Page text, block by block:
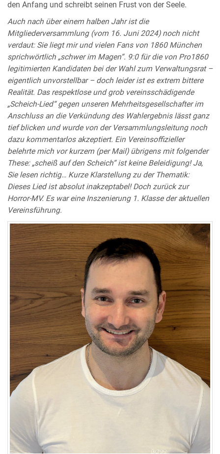
den Anfang und schreibt seinen Frust von der Seele.
Auch nach über einem halben Jahr ist die
Mitgliederversammlung (vom 16. Juni 2024) noch nicht
verdaut: Sie liegt mir und vielen Fans von 1860 München
sprichwörtlich „schwer im Magen“. 9:0 für die von Pro1860
legitimierten Kandidaten bei der Wahl zum Verwaltungsrat –
eigentlich unvorstellbar – doch leider ist es extrem bittere
Realität. Das respektlose und grob vereinsschädigende
„Scheich-Lied“ gegen unseren Mehrheitsgesellschafter im
Anschluss an die Verkündung des Wahlergebnis lässt ganz
tief blicken und wurde von der Versammlungsleitung noch
dazu kommentarlos akzeptiert. Ein Vereinsoffizieller
belehrte mich vor kurzem (per Mail) übrigens mit folgender
These: „scheiß auf den Scheich“ ist keine Beleidigung! Ja,
Sie lesen richtig… Kurze Klarstellung zu der Thematik:
Dieses Lied ist absolut inakzeptabel! Doch zurück zur
Horror-MV. Es war eine Inszenierung 1. Klasse der aktuellen
Vereinsführung.